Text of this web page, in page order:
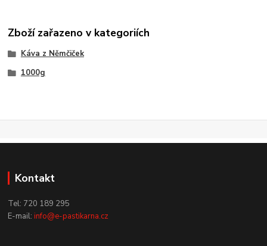
Zboží zařazeno v kategoriích
Káva z Němčiček
1000g
Kontakt
Tel: 720 189 295
E-mail:info@e-pastikarna.cz